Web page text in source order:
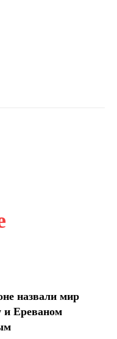
назвали мир
и Ереваном